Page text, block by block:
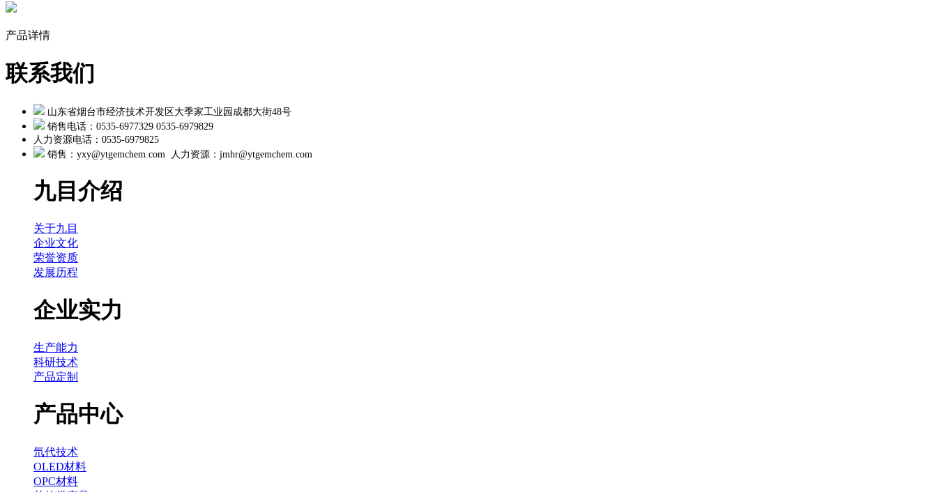
产品详情
联系我们
山东省烟台市经济技术开发区大季家工业园成都大街48号
销售电话：0535-6977329 0535-6979829
人力资源电话：0535-6979825
销售：yxy@ytgemchem.com 人力资源： jmhr@ytgemchem.com
九目介绍
关于九目
企业文化
荣誉资质
发展历程
企业实力
生产能力
科研技术
产品定制
产品中心
氘代技术
OLED材料
OPC材料